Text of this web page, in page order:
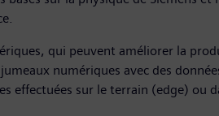
qui peuvent améliorer la
numériques avec des
effectuées sur le terrain (edge) ou